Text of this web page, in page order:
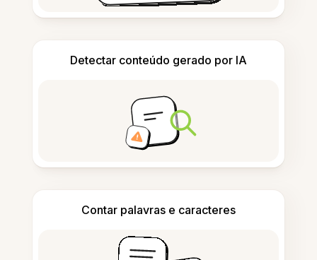
Detectar conteúdo gerado por IA
Contar palavras e caracteres